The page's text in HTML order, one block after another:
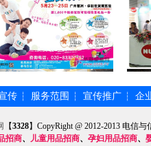
传 ┆ 服务范围 ┆ 宣传推广 ┆ 企
【3328】CopyRight @ 2012-2013 电信
招商、 儿童用品招商、 孕妇用品招商、